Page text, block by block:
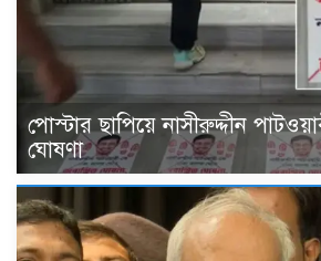
পোস্টার ছাপিয়ে নাসীরুদ্দীন
ঘোষণা